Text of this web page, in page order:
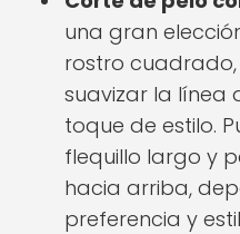
una gran
rostro
suavizar la línea
toque de estilo.
flequillo largo y
hacia arriba,
preferencia y